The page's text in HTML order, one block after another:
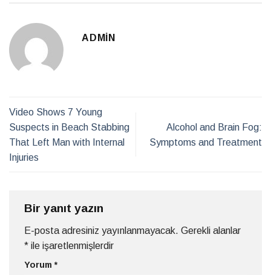
ADMIN
Video Shows 7 Young
Suspects in Beach Stabbing
That Left Man with Internal
Injuries
Alcohol and Brain Fog:
Symptoms and Treatment
Bir yanıt yazın
E-posta adresiniz yayınlanmayacak. Gerekli alanlar
* ile işaretlenmişlerdir
Yorum*